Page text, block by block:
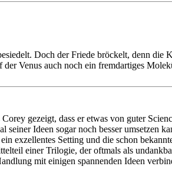
Doch der Friede bröckelt, denn
Venus auch noch ein fremdartiges
gezeigt, dass er etwas von guter
Ideen sogar noch besser umsetzen
exzellentes Setting und die schon
einer Trilogie, der oftmals als
mit einigen spannenden Ideen